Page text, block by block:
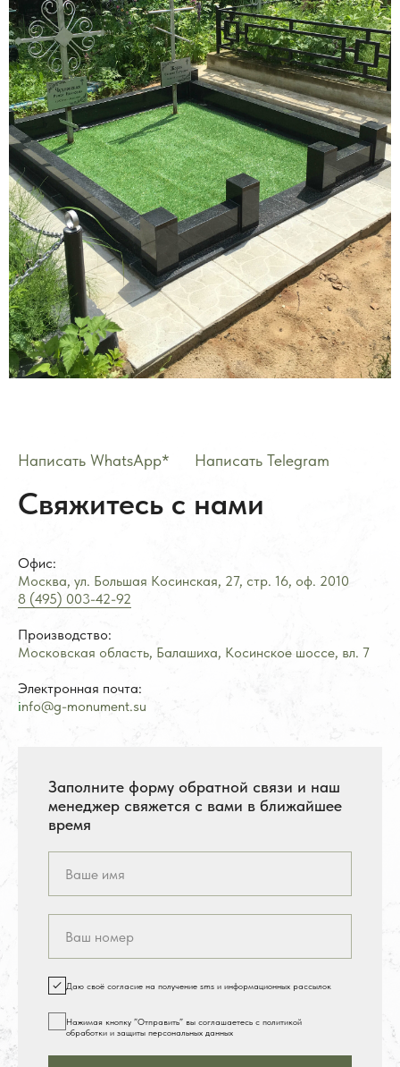
Написать WhatsApp* Написать Telegram
Свяжитесь с нами
Офис:
Москва, ул. Большая Косинская, 27, стр. 16, оф. 2010
8 (495) 003-42-92
Производство:
Московская область, Балашиха, Косинское шоссе, вл. 7
Электронная почта:
info@g-monument.su
Заполните форму обратной связи и наш
менеджер свяжется с вами в ближайшее
время
Даю своё согласие на получение sms и информационных рассылок
Нажимая кнопку ”Отправить” вы соглашаетесь с политикой
обработки и защиты персональных данных
Стоимость услуг зависит от выбранного продукта и
может варьироваться 10-20% от стоимости изделия
деятельность Meta, но использует WhatsApp исключительно по выбору
клиента.